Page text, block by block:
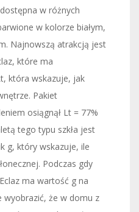
w różnych
w kolorze białym,
Najnowszą atrakcją jest
które ma
która wskazuje, jak
Pakiet
osiągnął Lt = 77%
tego typu szkła jest
g, który wskazuje, ile
Podczas gdy
ma wartość g na
wyobrazić, że w domu z